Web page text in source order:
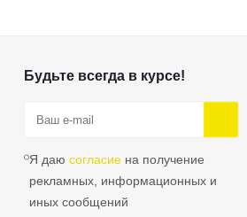
Будьте всегда в курсе!
Я даюсогласие на получение
рекламных, информационных и
иных сообщений